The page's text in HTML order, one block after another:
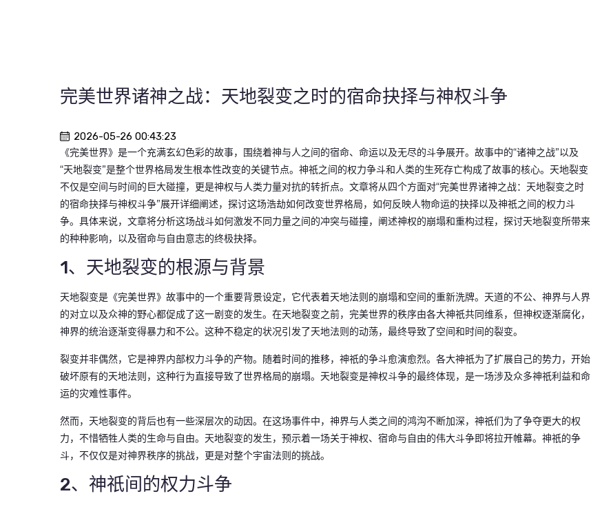
完美世界诸神之战：天地裂变之时的宿命抉择与神权斗争
2026-05-26 00:43:23
《完美世界》是一个充满玄幻色彩的故事，围绕着神与人之间的宿命、命运以及无尽的斗争展开。故事中的“诸神之战”以及
“天地裂变”是整个世界格局发生根本性改变的关键节点。神祇之间的权力争斗和人类的生死存亡构成了故事的核心。天地裂变
不仅是空间与时间的巨大碰撞，更是神权与人类力量对抗的转折点。文章将从四个方面对“完美世界诸神之战：天地裂变之时
的宿命抉择与神权斗争”展开详细阐述，探讨这场浩劫如何改变世界格局，如何反映人物命运的抉择以及神祇之间的权力斗
争。具体来说，文章将分析这场战斗如何激发不同力量之间的冲突与碰撞，阐述神权的崩塌和重构过程，探讨天地裂变所带来
的种种影响，以及宿命与自由意志的终极抉择。
1、天地裂变的根源与背景
天地裂变是《完美世界》故事中的一个重要背景设定，它代表着天地法则的崩塌和空间的重新洗牌。天道的不公、神界与人界
的对立以及众神的野心都促成了这一剧变的发生。在天地裂变之前，完美世界的秩序由各大神祇共同维系，但神权逐渐腐化，
神界的统治逐渐变得暴力和不公。这种不稳定的状况引发了天地法则的动荡，最终导致了空间和时间的裂变。
裂变并非偶然，它是神界内部权力斗争的产物。随着时间的推移，神祇的争斗愈演愈烈。各大神祇为了扩展自己的势力，开始
破坏原有的天地法则，这种行为直接导致了世界格局的崩塌。天地裂变是神权斗争的最终体现，是一场涉及众多神祇利益和命
运的灾难性事件。
然而，天地裂变的背后也有一些深层次的动因。在这场事件中，神界与人类之间的鸿沟不断加深，神祇们为了争夺更大的权
力，不惜牺牲人类的生命与自由。天地裂变的发生，预示着一场关于神权、宿命与自由的伟大斗争即将拉开帷幕。神祇的争
斗，不仅仅是对神界秩序的挑战，更是对整个宇宙法则的挑战。
2、神祇间的权力斗争